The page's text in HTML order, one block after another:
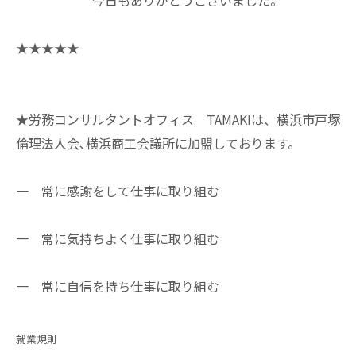
★★★★★
★労務コンサルタントオフィス TAMAKIは、横浜市戸塚
倫理法人会､横浜商工会議所に加盟しております。
一 常に感謝をして仕事に取り組む
一 常に気持ちよく仕事に取り組む
一 常に自信を持ち仕事に取り組む
就業規則